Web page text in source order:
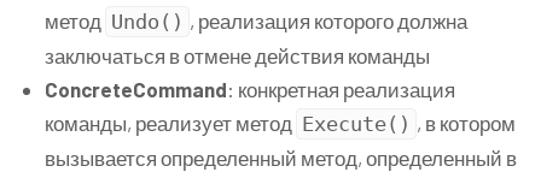
// инициатор команды
Command command;
public
void SetCommand(Command c)
{
метод Undo () , реализация которого должна
заключаться в отмене действия команды
ConcreteCommand: конкретная реализация
команды, реализует метод Execute() , в котором
вызывается определенный метод, определенный в